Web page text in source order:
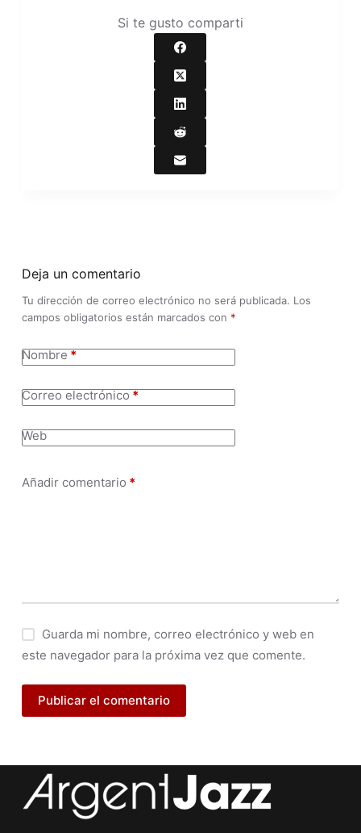
Si te gusto comparti
Deja un comentario
Tu dirección de correo electrónico no será publicada. Los
campos obligatorios están marcados con *
Nombre*
Correo electrónico*
Web
Añadir comentario *
Guarda mi nombre, correo electrónico y web en
este navegador para la próxima vez que comente.
Publicar el comentario